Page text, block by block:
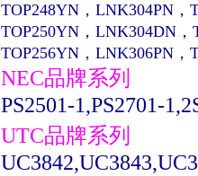
TOP248YN，LNK304PN，
TOP250YN，LNK304DN，
TOP256YN，LNK306PN
NEC品牌系列
PS2501-1,PS2701-
UTC品牌系列